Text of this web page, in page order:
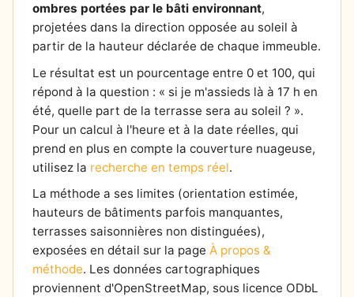
ombres portées par le bâti environnant,
projetées dans la direction opposée au soleil à
partir de la hauteur déclarée de chaque immeuble.
Le résultat est un pourcentage entre 0 et 100, qui
répond à la question : « si je m'assieds là à 17 h en
été, quelle part de la terrasse sera au soleil ? ».
Pour un calcul à l'heure et à la date réelles, qui
prend en plus en compte la couverture nuageuse,
utilisez la recherche en temps réel.
La méthode a ses limites (orientation estimée,
hauteurs de bâtiments parfois manquantes,
terrasses saisonnières non distinguées),
exposées en détail sur la page À propos &
méthode. Les données cartographiques
proviennent d'OpenStreetMap, sous licence ODbL